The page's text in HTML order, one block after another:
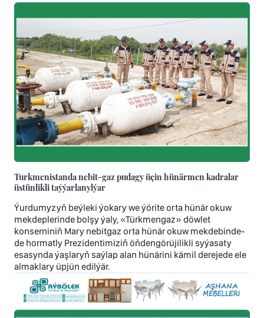
Turkmenistanda nebit-gaz pudagy üçin hünärmen kadralar
üstünlikli taýýarlanylýar
Ýurdumyzyň beýleki ýokary we ýörite orta hünär okuw
mekdeplerinde bolşy ýaly, «Türkmengaz» döwlet
konserniniň Mary nebitgaz orta hünär okuw mekdebinde-
de hormatly Prezidentimiziň öňdengörüjilikli syýasaty
esasynda ýaşlaryň saýlap alan hünärini kämil derejede ele
almaklary üpjün edilýär.